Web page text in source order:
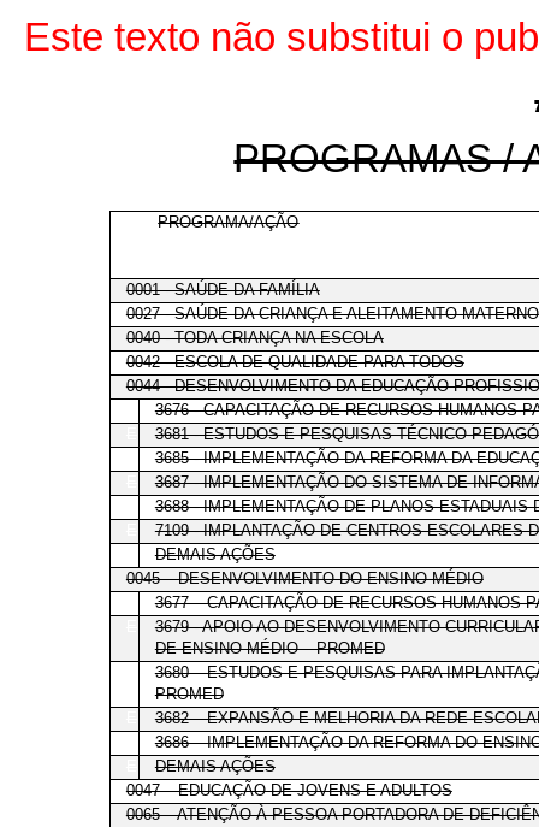
Este texto não substitui o
PROGRAMAS /
PROGRAMA/AÇÃO
0001 - SAÚDE DA FAMÍLIA
0027 - SAÚDE DA CRIANÇA E ALEITAMENTO MATERNO
0040 - TODA CRIANÇA NA ESCOLA
0042 - ESCOLA DE QUALIDADE PARA TODOS
0044 - DESENVOLVIMENTO DA EDUCAÇÃO
3676 - CAPACITAÇÃO DE RECURSOS HUMANOS
3681 - ESTUDOS E PESQUISAS TÉCNICO-
3685 - IMPLEMENTAÇÃO DA REFORMA DA
3687 - IMPLEMENTAÇÃO DO SISTEMA DE
3688 - IMPLEMENTAÇÃO DE PLANOS ESTADUAIS
7109 - IMPLANTAÇÃO DE CENTROS ESCOLARES
DEMAIS AÇÕES
0045 – DESENVOLVIMENTO DO ENSINO MÉDIO
3677 – CAPACITAÇÃO DE RECURSOS HUMANOS
3679 - APOIO AO DESENVOLVIMENTO
DE ENSINO MÉDIO – PROMED
3680 – ESTUDOS E PESQUISAS PARA
PROMED
3682 – EXPANSÃO E MELHORIA DA REDE
3686 – IMPLEMENTAÇÃO DA REFORMA DO
DEMAIS AÇÕES
0047 – EDUCAÇÃO DE JOVENS E ADULTOS
0065 – ATENÇÃO À PESSOA PORTADORA DE